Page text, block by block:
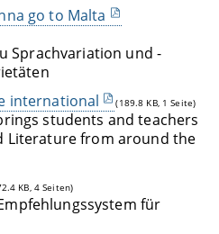
go to Malta
Sprachvariation und -
international
(189.8 KB, 1 Seite)
students and teachers
Literature from around the
KB, 4 Seiten)
für